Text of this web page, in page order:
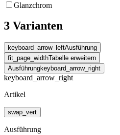
Glanzchrom
3 Varianten
keyboard_arrow_leftAusführung
fit_page_widthTabelle erweitern
Ausführungkeyboard_arrow_right
keyboard_arrow_right
Artikel
swap_vert
Ausführung